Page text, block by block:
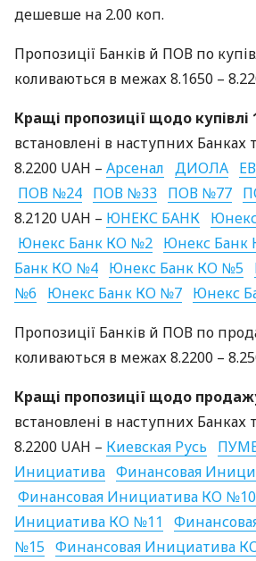
дешевше на 2.00 коп.
Пропозиції Банків й ПОВ по
коливаються в межах 8.1650 –
Кращі пропозиції щодо купівлі
встановлені в наступних Банках
8.2200 UAH – Арсенал ДИОЛА
ПОВ №24 ПОВ №33 ПОВ №77
8.2120 UAH – ЮНЕКС БАНК
Юнекс Банк КО №2 Юнекс Банк
Банк КО №4 Юнекс Банк КО №5
№6
Юнекс Банк КО №7 Юнекс
Пропозиції Банків й ПОВ по
коливаються в межах 8.2200 –
Кращі пропозиції щодо
встановлені в наступних Банках
8.2200 UAH – Киевская Русь
Инициатива Финансовая
Финансовая Инициатива КО №10
Инициатива КО №11
№15 Финансовая Инициатива